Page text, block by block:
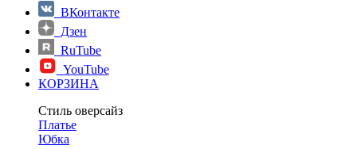
ВКонтакте
Дзен
RuTube
YouTube
КОРЗИНА
Стиль оверсайз
Платье
Юбка